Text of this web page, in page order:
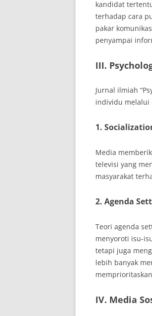
kandidat
terhadap cara
pakar
penyampai
III.
Jurnal ilmiah
individu melalui
1.
Media
televisi yang
masyarakat
2. Agenda
Teori agenda
menyoroti isu-
tetapi juga
lebih banyak
IV. Media